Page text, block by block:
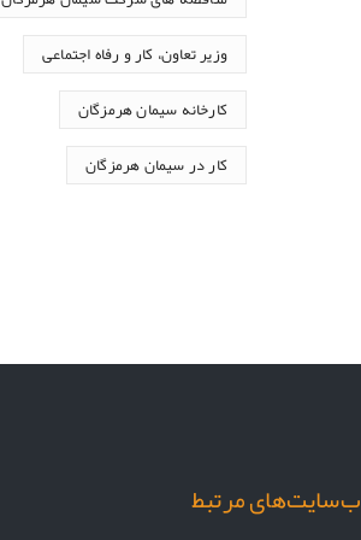
وزیر تعاون، کار و رفاه اجتماعی
کارخانه سیمان هرمزگان
کار در سیمان هرمزگان
مرتبط